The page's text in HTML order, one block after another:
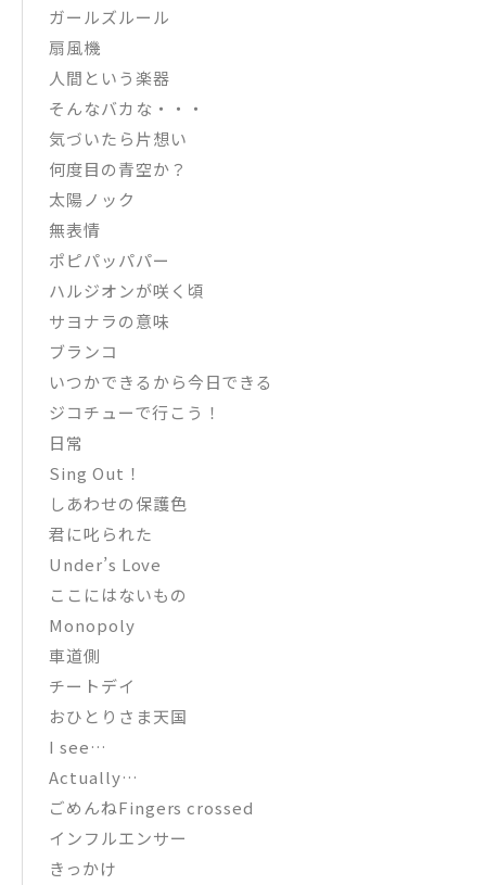
ガールズルール
扇風機
人間という楽器
そんなバカな・・・
気づいたら片想い
何度目の青空か？
太陽ノック
無表情
ポピパッパパー
ハルジオンが咲く頃
サヨナラの意味
ブランコ
いつかできるから今日できる
ジコチューで行こう！
日常
Sing Out！
しあわせの保護色
君に叱られた
Under’s Love
ここにはないもの
Monopoly
車道側
チートデイ
おひとりさま天国
I see…
Actually…
ごめんねFingers crossed
インフルエンサー
きっかけ